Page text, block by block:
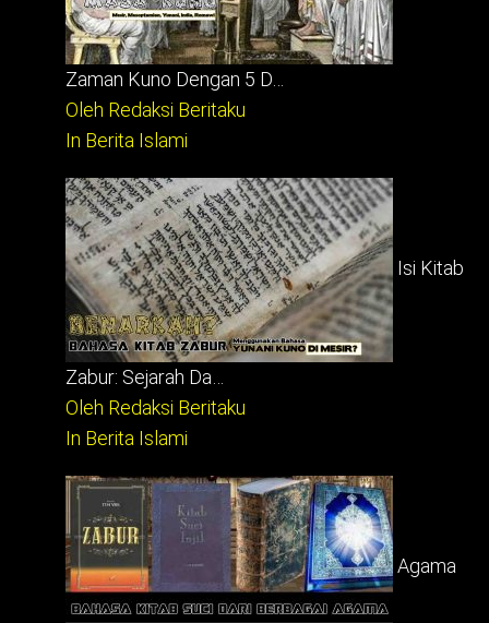
Zaman Kuno Dengan 5 D…
Oleh Redaksi Beritaku
In Berita Islami
Isi Kitab
Zabur: Sejarah Da…
Oleh Redaksi Beritaku
In Berita Islami
Agama